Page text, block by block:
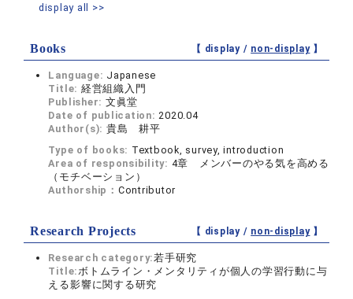
display all >>
Books 【 display / non-display】
Language: Japanese
Title: 経営組織入門
Publisher: 文眞堂
Date of publication:2020.04
Author(s): 貴島 耕平
Type of books: Textbook, survey, introduction
Area of responsibility: 4章 メンバーのやる気を高める
（モチベーション）
Authorship： Contributor
Research Projects 【 display / non-display】
Research category:若手研究
Title:ボトムライン・メンタリティが個人の学習行動に与
える影響に関する研究